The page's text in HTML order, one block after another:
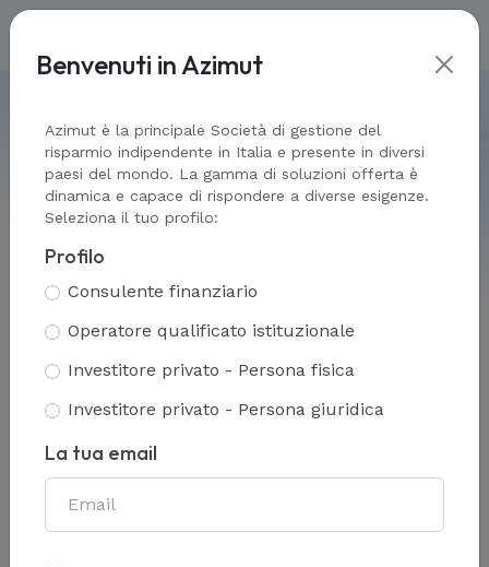
I nostri fondi
Benvenuti in Azimut
Azimut è la principale Società di gestione del
risparmio indipendente in Italia e presente in diversi
paesi del mondo. La gamma di soluzioni offerta è
dinamica e capace di rispondere a diverse esigenze.
Seleziona il tuo profilo:
Profilo
Consulente finanziario
Operatore qualificato istituzionale
Investitore privato - Persona fisica
Investitore privato - Persona giuridica
La tua email